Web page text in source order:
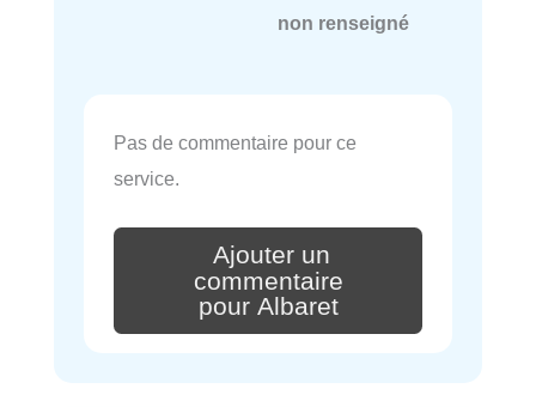
non renseigné
Pas de commentaire pour ce
service.
Ajouter un
commentaire
pour Albaret